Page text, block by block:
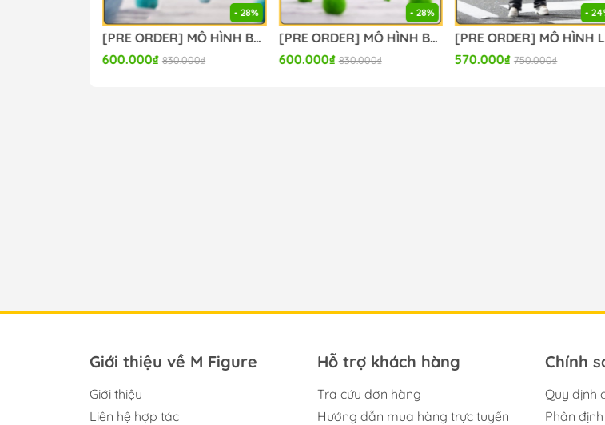
- 28%
[PRE ORDER] MÔ HÌNH BanG Dream! - BanG Dream! Ave Mujica - Togawa Sakiko - Yumemirize - ～Pajama Party!～ (Sega Fave) FIGURE CHÍNH HÃNG
600.000₫ 830.000₫
- 28%
[PRE ORDER] MÔ HÌNH BanG Dream! - BanG Dream! Ave Mujica - Wakaba Mutsumi - Yumemirize - ～Pajama Party!～ (Sega Fave) FIGURE CHÍNH HÃNG
600.000₫ 830.000₫
-
570.000₫ 750.000₫
Giới thiệu về M Figure
Giới thiệu
Liên hệ hợp tác
Hỗ trợ khách hàng
Tra cứu đơn hàng
Hướng dẫn mua hàng trực tuyến
Chính
Quy định
Phân